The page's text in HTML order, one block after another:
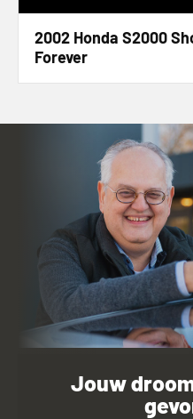
2002 Honda S2000
Forever
Jouw